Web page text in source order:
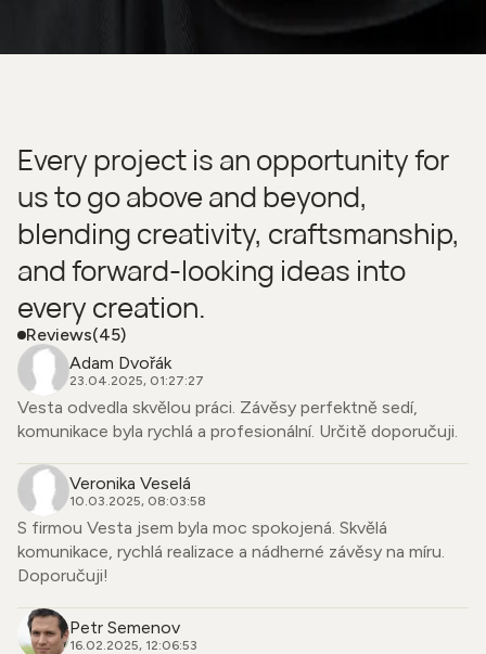
Every project is an opportunity for
us to go above and beyond,
blending creativity, craftsmanship,
and forward-looking ideas into
every creation.
Reviews(45)
Adam Dvořák
23.04.2025, 01:27:27
Vesta odvedla skvělou práci. Závěsy perfektně sedí,
komunikace byla rychlá a profesionální. Určitě doporučuji.
Veronika Veselá
10.03.2025, 08:03:58
S firmou Vesta jsem byla moc spokojená. Skvělá
komunikace, rychlá realizace a nádherné závěsy na míru.
Doporučuji!
Petr Semenov
16.02.2025, 12:06:53